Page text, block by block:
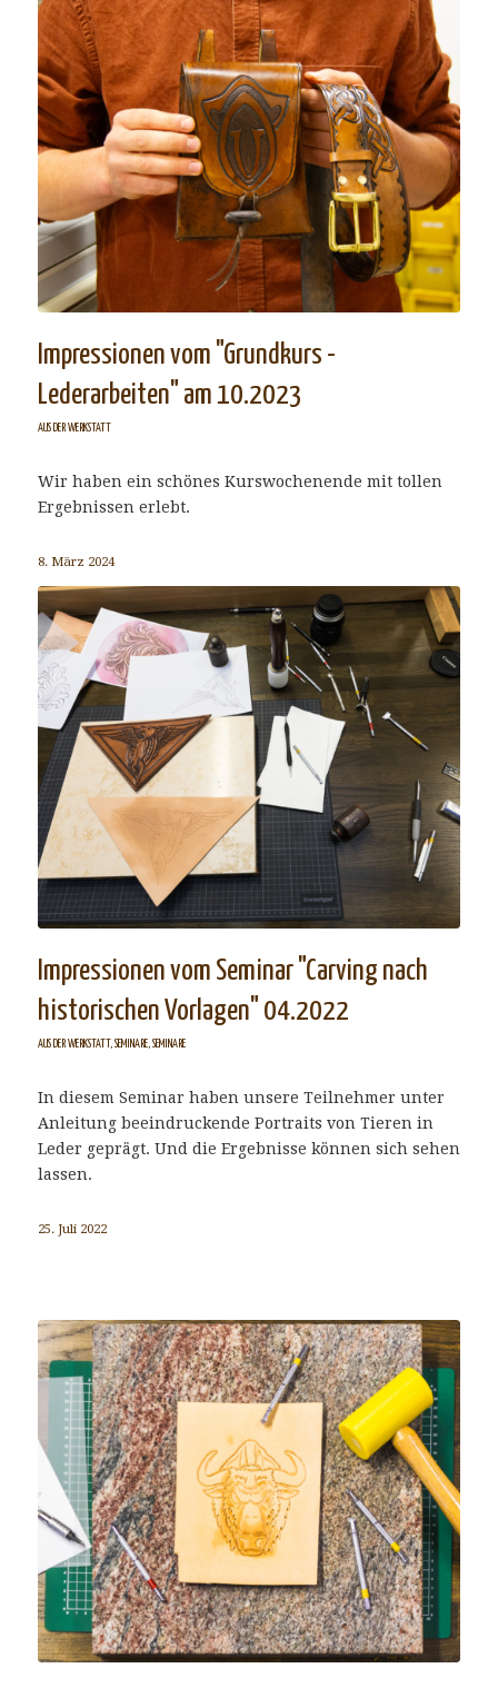
Impressionen vom "Grundkurs -
Lederarbeiten" am 10.2023
AUS DER WERKSTATT
Wir haben ein schönes Kurswochenende mit tollen
Ergebnissen erlebt.
8. März 2024
Impressionen vom Seminar "Carving nach
historischen Vorlagen" 04.2022
AUS DER WERKSTATT , SEMINARE, SEMINARE
In diesem Seminar haben unsere Teilnehmer unter
Anleitung beeindruckende Portraits von Tieren in
Leder geprägt. Und die Ergebnisse können sich sehen
lassen.
25. Juli 2022